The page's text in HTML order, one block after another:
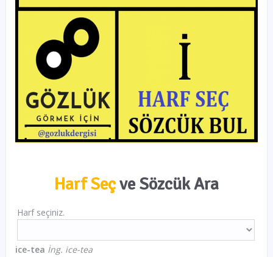
Harf Seçve Sözcük Ara
Harf seçiniz.
ice-tea İng. ice-tea